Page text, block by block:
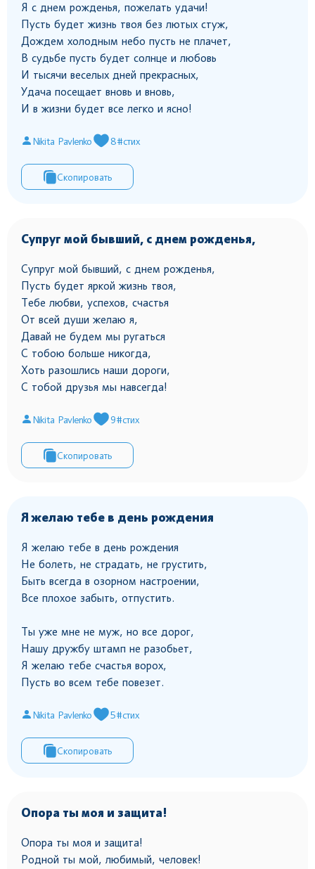
Я с днем рожденья, пожелать удачи!
Пусть будет жизнь твоя без лютых стуж,
Дождем холодным небо пусть не плачет,
В судьбе пусть будет солнце и любовь
И тысячи веселых дней прекрасных,
Удача посещает вновь и вновь,
И в жизни будет все легко и ясно!
Nikita Pavlenko 8#стих
Скопировать
Супруг мой бывший, с днем рожденья,
Супруг мой бывший, с днем рожденья,
Пусть будет яркой жизнь твоя,
Тебе любви, успехов, счастья
От всей души желаю я,
Давай не будем мы ругаться
С тобою больше никогда,
Хоть разошлись наши дороги,
С тобой друзья мы навсегда!
Nikita Pavlenko 9#стих
Скопировать
Я желаю тебе в день рождения
Я желаю тебе в день рождения
Не болеть, не страдать, не грустить,
Быть всегда в озорном настроении,
Все плохое забыть, отпустить.
Ты уже мне не муж, но все дорог,
Нашу дружбу штамп не разобьет,
Я желаю тебе счастья ворох,
Пусть во всем тебе повезет.
Nikita Pavlenko 5#стих
Скопировать
Опора ты моя и защита!
Опора ты моя и защита!
Родной ты мой, любимый, человек!